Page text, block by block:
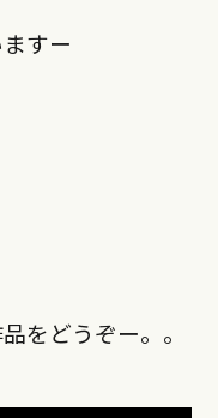
すー
をどうぞー。。